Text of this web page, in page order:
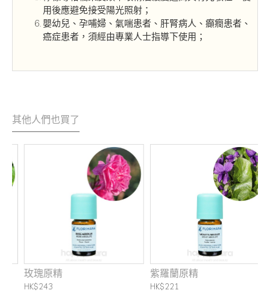
用後應避免接受陽光照射；
嬰幼兒、孕哺婦、氣喘患者、肝腎病人、癲癇患者、
癌症患者，須經由專業人士指導下使用；
其他人們也買了
玫瑰原精
HK$243
紫羅蘭原精
HK$221